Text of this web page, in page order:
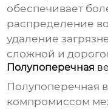
обеспечивает
распределение
удаление
сложной и
Полупоперечная
Полупоперечная
компромиссом